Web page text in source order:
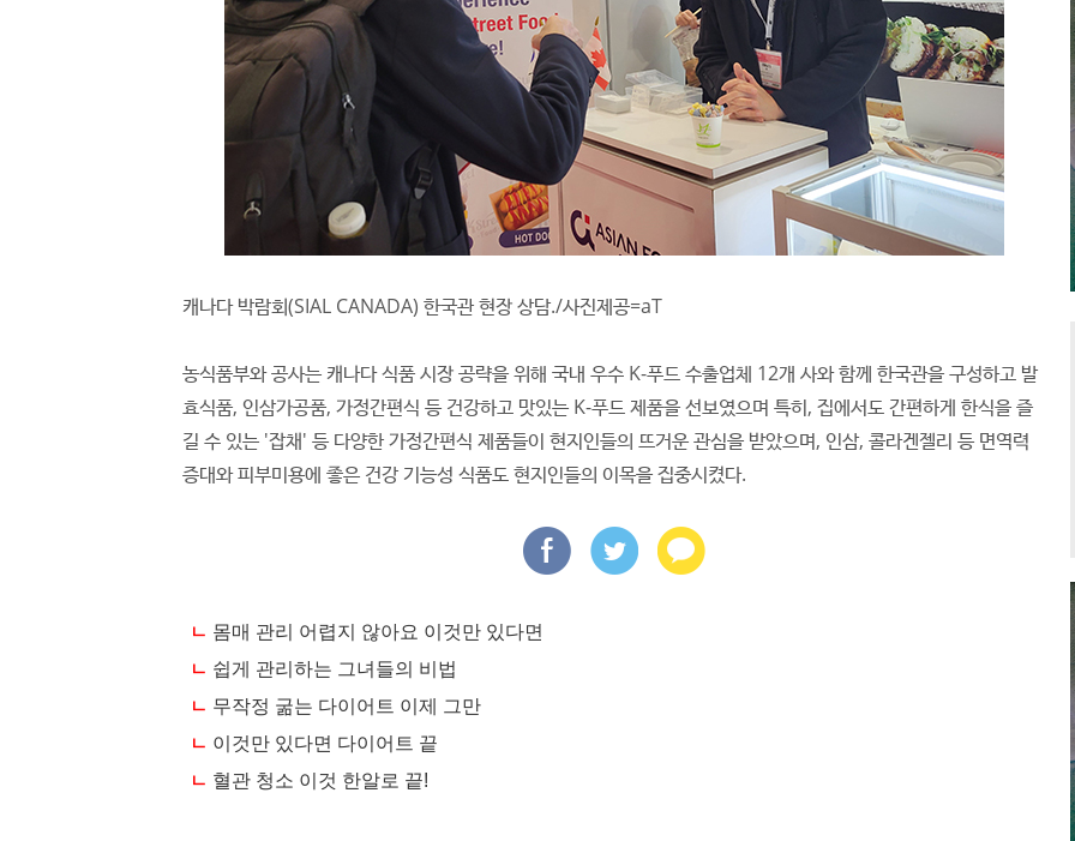
캐나다 박람회(SIAL CANADA) 한국관 현장 상담./사진제공=aT
농식품부와 공사는 캐나다 식품 시장 공략을 위해 국내 우수 K-푸드 수출업체 12개 사와 함께 한국관을 구성하고 발
효식품, 인삼가공품, 가정간편식 등 건강하고 맛있는 K-푸드 제품을 선보였으며 특히, 집에서도 간편하게 한식을 즐
길 수 있는 '잡채' 등 다양한 가정간편식 제품들이 현지인들의 뜨거운 관심을 받았으며, 인삼, 콜라겐젤리 등 면역력
증대와 피부미용에 좋은 건강 기능성 식품도 현지인들의 이목을 집중시켰다.